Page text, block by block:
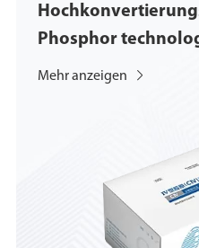
Phosphor
Mehr anzeigen 